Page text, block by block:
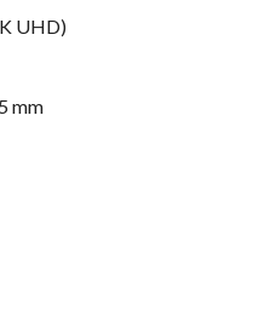
UHD)
mm